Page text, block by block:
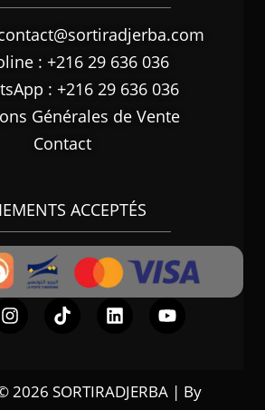
: +216 29 636 036
: +216 29 636 036
Générales de Vente
Contact
ACCEPTÉS
2026 SORTIRADJERBA | By